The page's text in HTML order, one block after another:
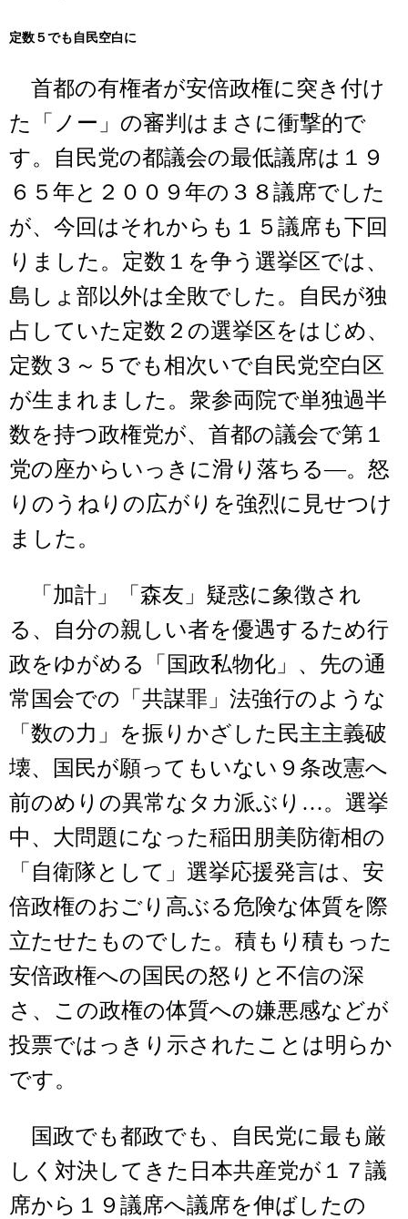
定数５でも自民空白に
首都の有権者が安倍政権に突き付け
た「ノー」の審判はまさに衝撃的で
す。自民党の都議会の最低議席は１９
６５年と２００９年の３８議席でした
が、今回はそれからも１５議席も下回
りました。定数１を争う選挙区では、
島しょ部以外は全敗でした。自民が独
占していた定数２の選挙区をはじめ、
定数３～５でも相次いで自民党空白区
が生まれました。衆参両院で単独過半
数を持つ政権党が、首都の議会で第１
党の座からいっきに滑り落ちる―。怒
りのうねりの広がりを強烈に見せつけ
ました。
「加計」「森友」疑惑に象徴され
る、自分の親しい者を優遇するため行
政をゆがめる「国政私物化」、先の通
常国会での「共謀罪」法強行のような
「数の力」を振りかざした民主主義破
壊、国民が願ってもいない９条改憲へ
前のめりの異常なタカ派ぶり…。選挙
中、大問題になった稲田朋美防衛相の
「自衛隊として」選挙応援発言は、安
倍政権のおごり高ぶる危険な体質を際
立たせたものでした。積もり積もった
安倍政権への国民の怒りと不信の深
さ、この政権の体質への嫌悪感などが
投票ではっきり示されたことは明らか
です。
国政でも都政でも、自民党に最も厳
しく対決してきた日本共産党が１７議
席から１９議席へ議席を伸ばしたの